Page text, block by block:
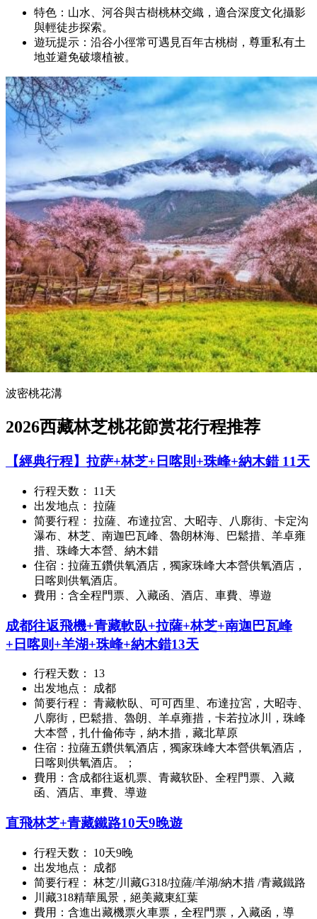
特色：山水、河谷與古樹桃林交織，適合深度文化攝影
與輕徒步探索。
遊玩提示：沿谷小徑常可遇見百年古桃樹，尊重私有土
地並避免破壞植被。
波密桃花溝
2026西藏林芝桃花節赏花行程推荐
【經典行程】拉萨+林芝+日喀則+珠峰+納木錯 11天
行程天数： 11天
出发地点： 拉薩
简要行程： 拉薩、布達拉宮、大昭寺、八廓街、卡定沟
瀑布、林芝、南迦巴瓦峰、魯朗林海、巴鬆措、羊卓雍
措、珠峰大本營、納木錯
住宿：拉薩五鑽供氧酒店，獨家珠峰大本營供氧酒店，
日喀则供氧酒店。
費用：含全程門票、入藏函、酒店、車費、導遊
成都往返飛機+青藏軟臥+拉薩+林芝+南迦巴瓦峰
+日喀则+羊湖+珠峰+納木錯13天
行程天数： 13
出发地点： 成都
简要行程： 青藏軟臥、可可西里、布達拉宮，大昭寺、
八廓街，巴鬆措、魯朗、羊卓雍措，卡若拉冰川，珠峰
大本營，扎什倫佈寺，納木措，藏北草原
住宿：拉薩五鑽供氧酒店，獨家珠峰大本營供氧酒店，
日喀则供氧酒店。；
費用：含成都往返机票、青藏软卧、全程門票、入藏
函、酒店、車費、導遊
直飛林芝+青藏鐵路10天9晚遊
行程天数： 10天9晚
出发地点： 成都
简要行程： 林芝/川藏G318/拉薩/羊湖/納木措 /青藏鐵路
川藏318精華風景，絕美藏東紅葉
費用：含進出藏機票火車票，全程門票，入藏函，導